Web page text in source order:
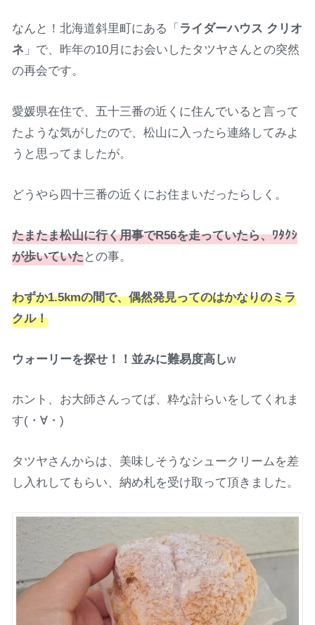
なんと！北海道斜里町にある「 ライダーハウス クリオ
ネ 」で、昨年の10月にお会いしたタツヤさんとの突然
の再会です。
愛媛県在住で、五十三番の近くに住んでいると言って
たような気がしたので、松山に入ったら連絡してみよ
うと思ってましたが。
どうやら四十三番の近くにお住まいだったらしく。
たまたま松山に行く用事でR56を走っていたら、ﾜﾀｸｼ
が歩いていたとの事。
わずか1.5kmの間で、偶然発見ってのはかなりのミラ
クル！
ウォーリーを探せ！！並みに難易度高しw
ホント、お大師さんってば、粋な計らいをしてくれま
す(・∀・)
タツヤさんからは、美味しそうなシュークリームを差
し入れしてもらい、納め札を受け取って頂きました。